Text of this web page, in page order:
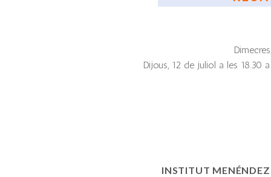
Dijous, 12 de juliol a les 18.30
INSTITUT